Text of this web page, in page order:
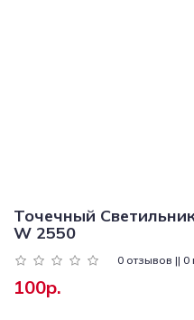
Электротовары
Точечный
W 2550
0 отзывов ||
100р.